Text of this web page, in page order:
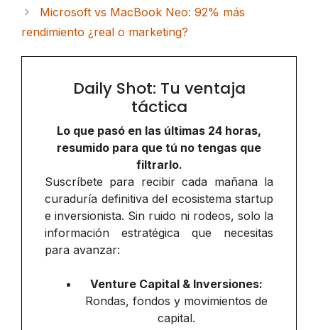
Microsoft vs MacBook Neo: 92% más
rendimiento ¿real o marketing?
Daily Shot: Tu ventaja
táctica
Lo que pasó en las últimas 24 horas,
resumido para que tú no tengas que
filtrarlo.
Suscríbete para recibir cada mañana la
curaduría definitiva del ecosistema startup
e inversionista. Sin ruido ni rodeos, solo la
información estratégica que necesitas
para avanzar:
Venture Capital & Inversiones:
Rondas, fondos y movimientos de
capital.